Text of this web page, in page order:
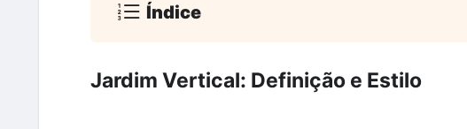
Índice
Jardim Vertical: Definição e Estilo